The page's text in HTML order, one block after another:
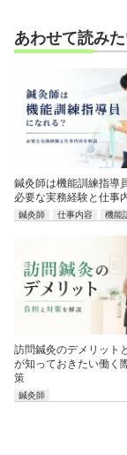
あわせて読み
鍼灸師は機能訓練指導
必要な実務経験と仕事
鍼灸師 仕事内容 機能
訪問鍼灸のデメリット
が知っておきたい働く
策
鍼灸師